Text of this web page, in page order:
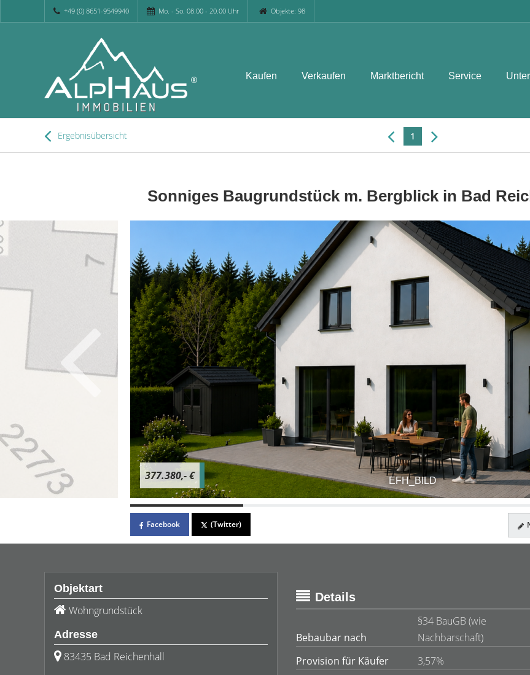
+49 (0) 8651-9549940 Mo. - So. 08.00 - 20.00 Uhr Objekte: 98
Kaufen Verkaufen Marktbericht Service
Ergebnisübersicht 1
Sonniges Baugrundstück m. Bergblick in Bad
EFH_BILD
377.380,- €
Facebook (Twitter)
Objektart
Wohngrundstück
Adresse
83435 Bad Reichenhall
Details
Bebaubar nach
§34 BauGB (wie
Nachbarschaft)
Provision für Käufer
3,57%